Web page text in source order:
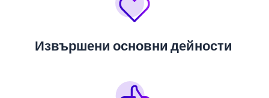
Извършени основни дейности